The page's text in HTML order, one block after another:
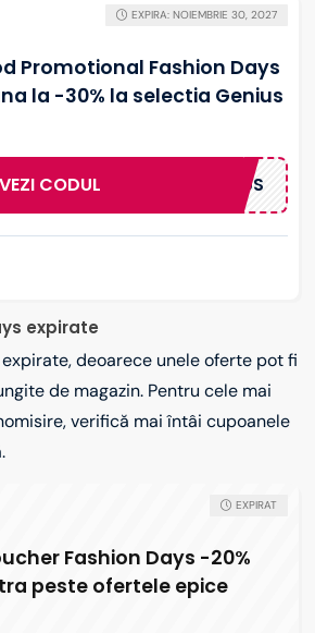
Promotional Fashion Days
la -30% la selectia Genius
EXPIRA: NOIEMBRIE 30, 2027
VEZI CODUL GENIUS
expirate
deoarece unele oferte pot fi
de magazin. Pentru cele mai
verifică mai întâi cupoanele
Fashion Days -20%
peste ofertele epice
EXPIRAT